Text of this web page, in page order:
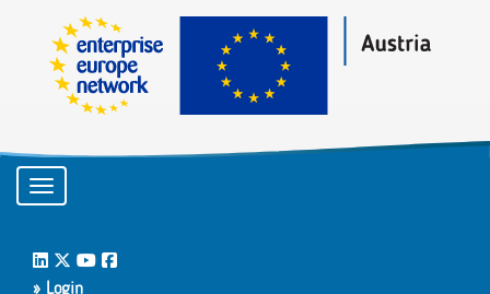
Toggle navigation
LinkedIn
Twitter
Youtube
Facebook
» Login